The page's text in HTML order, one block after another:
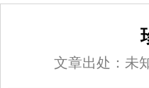
文章出处：未